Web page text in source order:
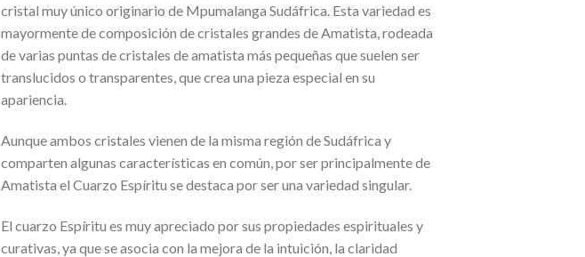
cristal muy único originario de Mpumalanga Sudáfrica. Esta variedad es
mayormente de composición de cristales grandes de Amatista, rodeada
de varias puntas de cristales de amatista más pequeñas que suelen ser
translucidos o transparentes, que crea una pieza especial en su
apariencia.
Aunque ambos cristales vienen de la misma región de Sudáfrica y
comparten algunas características en común, por ser principalmente de
Amatista el Cuarzo Espíritu se destaca por ser una variedad singular.
El cuarzo Espíritu es muy apreciado por sus propiedades espirituales y
curativas, ya que se asocia con la mejora de la intuición, la claridad